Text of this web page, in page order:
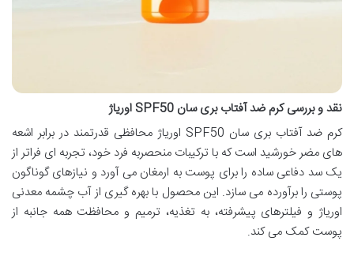
نقد و بررسی کرم ضد آفتاب بری سان SPF50 اوریاژ
کرم ضد آفتاب بری سان SPF50 اوریاژ محافظی قدرتمند در برابر اشعه
های مضر خورشید است که با ترکیبات منحصربه فرد خود، تجربه ای فراتر از
یک سد دفاعی ساده را برای پوست به ارمغان می آورد و نیازهای گوناگون
پوستی را برآورده می سازد. این محصول با بهره گیری از آب چشمه معدنی
اوریاژ و فیلترهای پیشرفته، به تغذیه، ترمیم و محافظت همه جانبه از
پوست کمک می کند.